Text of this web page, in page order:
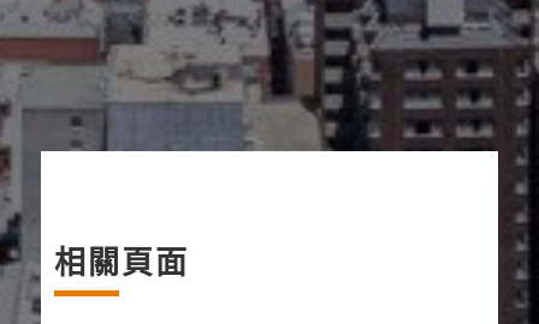
相關頁面